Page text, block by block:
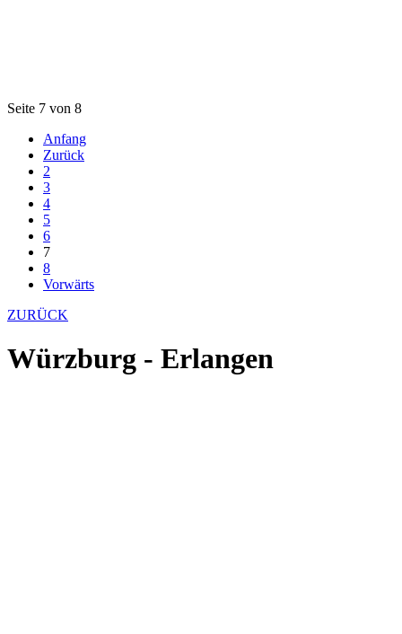
Seite 7 von 8
Anfang
Zurück
2
3
4
5
6
7
8
Vorwärts
ZURÜCK
Würzburg - Erlangen